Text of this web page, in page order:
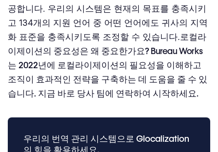
공합니다. 우리의 시스템은 현재의 목표를 충족시키
고 134개의 지원 언어 중 어떤 언어에도 귀사의 지역
화 표준을 충족시키도록 조정할 수 있습니다.로컬라
이제이션의 중요성은 왜 중요한가요?Bureau Works
는 2022년에 로컬라이제이션의 필요성을 이해하고
조직이 효과적인 전략을 구축하는 데 도움을 줄 수 있
습니다. 지금 바로 당사 팀에 연락하여 시작하세요.
우리의 번역 관리 시스템으로 Glocalization
의 힘을 활용하세요.